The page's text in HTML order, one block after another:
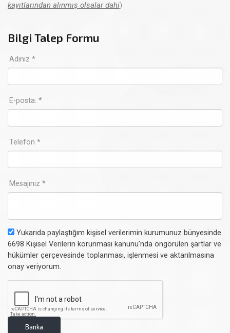
kayıtlarından alınmış olsalar dahi)
Bilgi Talep Formu
Adınız *
E-posta: *
Telefon *
Mesajınız *
Yukarıda paylaştığım kişisel verilerimin kurumunuz bünyesinde
6698 Kişisel Verilerin korunması kanunu’nda öngörülen şartlar ve
hükümler çerçevesinde toplanması, işlenmesi ve aktarılmasına
onay veriyorum.
Banka